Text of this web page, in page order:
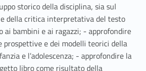
storico della disciplina, sia sul
della critica interpretativa del testo
bambini e ai ragazzi; - approfondire
prospettive e dei modelli teorici della
e l’adolescenza; - approfondire la
libro come risultato della